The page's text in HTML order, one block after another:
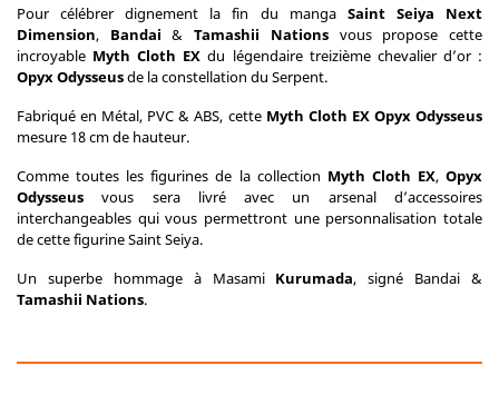
Pour célébrer dignement la fin du manga Saint Seiya Next
Dimension, Bandai &Tamashii Nationsvous propose cette
incroyable Myth Cloth EX du légendaire treizième chevalier d’or :
Opyx Odysseusde la constellation du Serpent.
Fabriqué en Métal, PVC & ABS, cette Myth Cloth EX Opyx Odysseus
mesure 18 cm de hauteur.
Comme toutes les figurines de la collection Myth Cloth EX,Opyx
Odysseus vous sera livré avec un arsenal d’accessoires
interchangeables qui vous permettront une personnalisation totale
de cette figurine Saint Seiya.
Un superbe hommage à Masami Kurumada, signé Bandai &
Tamashii Nations.